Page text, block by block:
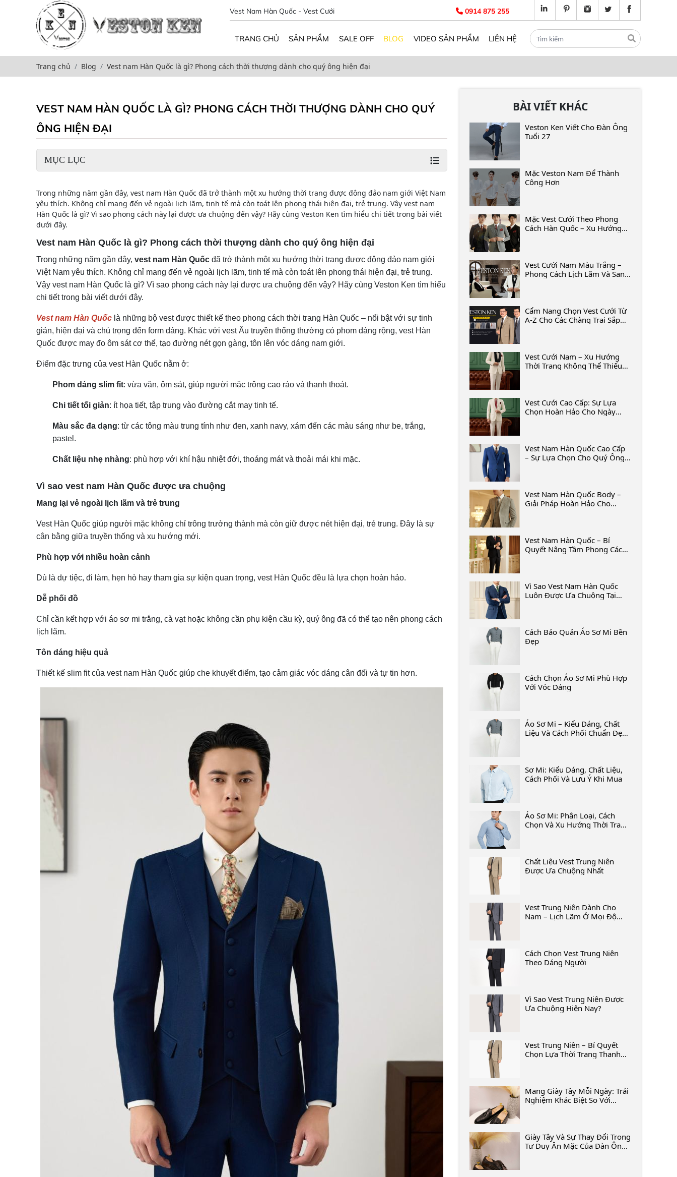
Vest Nam Hàn Quốc - Vest Cưới 0914 875 255
TRANG CHỦ SẢN PHẨM SALE OFF BLOG VIDEO SẢN PHẨM LIÊN HỆ
Trang chủ Blog Vest nam Hàn Quốc là gì? Phong cách thời thượng dành cho quý ông hiện đại
VEST NAM HÀN QUỐC LÀ GÌ? PHONG CÁCH THỜI THƯỢNG DÀNH CHO QUÝ
ÔNG HIỆN ĐẠI
MỤC LỤC
Trong những năm gần đây, vest nam Hàn Quốc đã trở thành một xu hướng thời trang được đông đảo nam giới Việt Nam
yêu thích. Không chỉ mang đến vẻ ngoài lịch lãm, tinh tế mà còn toát lên phong thái hiện đại, trẻ trung. Vậy vest nam
Hàn Quốc là gì? Vì sao phong cách này lại được ưa chuộng đến vậy? Hãy cùng Veston Ken tìm hiểu chi tiết trong bài viết
dưới đây.
Vest nam Hàn Quốc là gì? Phong cách thời thượng dành cho quý ông hiện đại
Trong những năm gần đây, vest nam Hàn Quốc đã trở thành một xu hướng thời trang được đông đảo nam giới
Việt Nam yêu thích. Không chỉ mang đến vẻ ngoài lịch lãm, tinh tế mà còn toát lên phong thái hiện đại, trẻ trung.
Vậy vest nam Hàn Quốc là gì? Vì sao phong cách này lại được ưa chuộng đến vậy? Hãy cùng Veston Ken tìm hiểu
chi tiết trong bài viết dưới đây.
Vest nam Hàn Quốc là những bộ vest được thiết kế theo phong cách thời trang Hàn Quốc – nổi bật với sự tinh
giản, hiện đại và chú trọng đến form dáng. Khác với vest Âu truyền thống thường có phom dáng rộng, vest Hàn
Quốc được may đo ôm sát cơ thể, tạo đường nét gọn gàng, tôn lên vóc dáng nam giới.
Điểm đặc trưng của vest Hàn Quốc nằm ở:
Phom dáng slim fit: vừa vặn, ôm sát, giúp người mặc trông cao ráo và thanh thoát.
Chi tiết tối giản: ít họa tiết, tập trung vào đường cắt may tinh tế.
Màu sắc đa dạng: từ các tông màu trung tính như đen, xanh navy, xám đến các màu sáng như be, trắng,
pastel.
Chất liệu nhẹ nhàng: phù hợp với khí hậu nhiệt đới, thoáng mát và thoải mái khi mặc.
Vì sao vest nam Hàn Quốc được ưa chuộng
Mang lại vẻ ngoài lịch lãm và trẻ trung
Vest Hàn Quốc giúp người mặc không chỉ trông trưởng thành mà còn giữ được nét hiện đại, trẻ trung. Đây là sự
cân bằng giữa truyền thống và xu hướng mới.
Phù hợp với nhiều hoàn cảnh
Dù là dự tiệc, đi làm, hẹn hò hay tham gia sự kiện quan trọng, vest Hàn Quốc đều là lựa chọn hoàn hảo.
Dễ phối đồ
Chỉ cần kết hợp với áo sơ mi trắng, cà vạt hoặc không cần phụ kiện cầu kỳ, quý ông đã có thể tạo nên phong cách
lịch lãm.
Tôn dáng hiệu quả
Thiết kế slim fit của vest nam Hàn Quốc giúp che khuyết điểm, tạo cảm giác vóc dáng cân đối và tự tin hơn.
BÀI VIẾT KHÁC
Veston Ken Viết Cho Đàn Ông
Tuổi 27
Mặc Veston Nam Để Thành
Công Hơn
Mặc Vest Cưới Theo Phong
Cách Hàn Quốc – Xu Hướng
Vest Cưới Nam Màu Trắng –
Phong Cách Lịch Lãm Và Sang
Cẩm Nang Chọn Vest Cưới Từ
A-Z Cho Các Chàng Trai Sắp
Vest Cưới Nam – Xu Hướng
Thời Trang Không Thể Thiếu
Vest Cưới Cao Cấp: Sự Lựa
Chọn Hoàn Hảo Cho Ngày
Vest Nam Hàn Quốc Cao Cấp
– Sự Lựa Chọn Cho Quý Ông
Vest Nam Hàn Quốc Body –
Giải Pháp Hoàn Hảo Cho
Vest Nam Hàn Quốc – Bí
Quyết Nâng Tầm Phong Cách
Vì Sao Vest Nam Hàn Quốc
Luôn Được Ưa Chuộng Tại
Cách Bảo Quản Áo Sơ Mi Bền
Đẹp
Cách Chọn Áo Sơ Mi Phù Hợp
Với Vóc Dáng
Áo Sơ Mi – Kiểu Dáng, Chất
Liệu Và Cách Phối Chuẩn Đẹp
Sơ Mi: Kiểu Dáng, Chất Liệu,
Cách Phối Và Lưu Ý Khi Mua
Áo Sơ Mi: Phân Loại, Cách
Chọn Và Xu Hướng Thời Trang
Chất Liệu Vest Trung Niên
Được Ưa Chuộng Nhất
Vest Trung Niên Dành Cho
Nam – Lịch Lãm Ở Mọi Độ
Cách Chọn Vest Trung Niên
Theo Dáng Người
Vì Sao Vest Trung Niên Được
Ưa Chuộng Hiện Nay?
Vest Trung Niên – Bí Quyết
Chọn Lựa Thời Trang Thanh
Mang Giày Tây Mỗi Ngày: Trải
Nghiệm Khác Biệt So Với
Giày Tây Và Sự Thay Đổi Trong
Tư Duy Ăn Mặc Của Đàn Ông